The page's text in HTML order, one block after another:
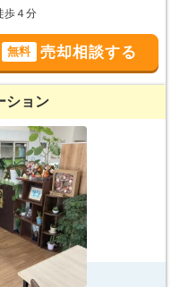
歩４分
無料 売却相談する
ション